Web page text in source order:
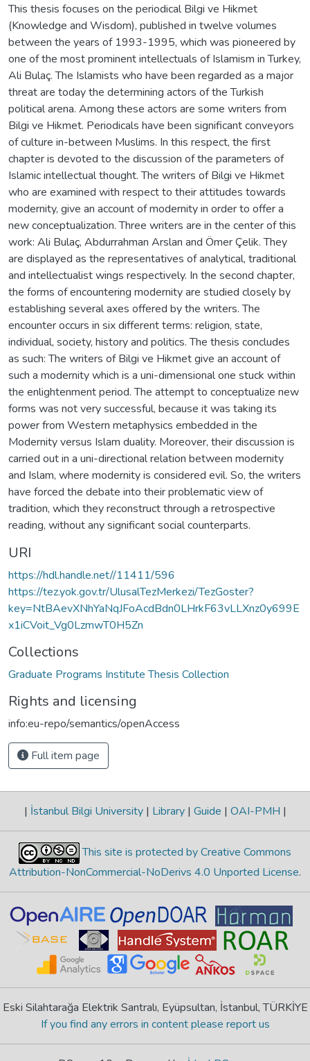
This thesis focuses on the periodical Bilgi ve Hikmet
(Knowledge and Wisdom), published in twelve volumes
between the years of 1993-1995, which was pioneered by
one of the most prominent intellectuals of Islamism in Turkey,
Ali Bulaç. The Islamists who have been regarded as a major
threat are today the determining actors of the Turkish
political arena. Among these actors are some writers from
Bilgi ve Hikmet. Periodicals have been significant conveyors
of culture in-between Muslims. In this respect, the first
chapter is devoted to the discussion of the parameters of
Islamic intellectual thought. The writers of Bilgi ve Hikmet
who are examined with respect to their attitudes towards
modernity, give an account of modernity in order to offer a
new conceptualization. Three writers are in the center of this
work: Ali Bulaç, Abdurrahman Arslan and Ömer Çelik. They
are displayed as the representatives of analytical, traditional
and intellectualist wings respectively. In the second chapter,
the forms of encountering modernity are studied closely by
establishing several axes offered by the writers. The
encounter occurs in six different terms: religion, state,
individual, society, history and politics. The thesis concludes
as such: The writers of Bilgi ve Hikmet give an account of
such a modernity which is a uni-dimensional one stuck within
the enlightenment period. The attempt to conceptualize new
forms was not very successful, because it was taking its
power from Western metaphysics embedded in the
Modernity versus Islam duality. Moreover, their discussion is
carried out in a uni-directional relation between modernity
and Islam, where modernity is considered evil. So, the writers
have forced the debate into their problematic view of
tradition, which they reconstruct through a retrospective
reading, without any significant social counterparts.
URI
https://hdl.handle.net//11411/596
https://tez.yok.gov.tr/UlusalTezMerkezi/TezGoster?
key=NtBAevXNhYaNqJFoAcdBdn0LHrkF63vLLXnz0y699E
x1iCVoit_Vg0LzmwT0H5Zn
Collections
Graduate Programs Institute Thesis Collection
Rights and licensing
info:eu-repo/semantics/openAccess
Full item page
| İstanbul Bilgi University | Library | Guide | OAI-PMH |
This site is protected by Creative Commons
Attribution-NonCommercial-NoDerivs 4.0 Unported License.
Eski Silahtarağa Elektrik Santralı, Eyüpsultan, İstanbul, TÜRKİYE
If you find any errors in content please report us